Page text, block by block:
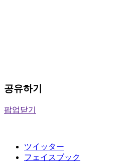
공유하기
팝업닫기
ツイッター
フェイスブック